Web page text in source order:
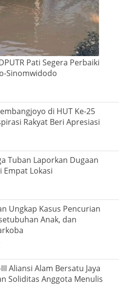
Pati Segera Perbaiki
Sinomwidodo
di HUT Ke-25
Rakyat Beri Apresiasi
Tuban Laporkan Dugaan
Lokasi
Ungkap Kasus Pencurian
Anak, dan
Aliansi Alam Bersatu Jaya
Soliditas Anggota Menulis